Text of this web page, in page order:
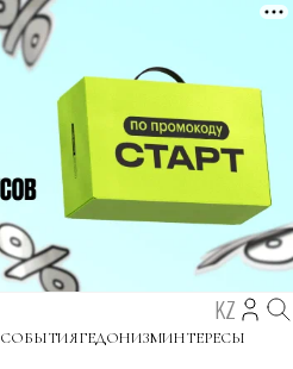
KZ
СОБЫТИЯГЕДОНИЗМИНТЕРЕСЫ